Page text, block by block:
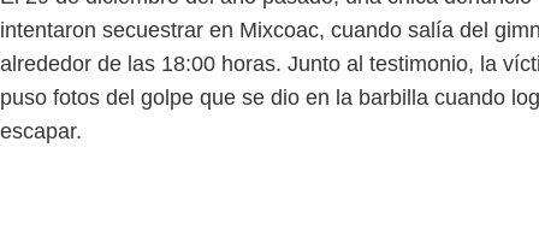
intentaron secuestrar en Mixcoac, cuando salía del
alrededor de las 18:00 horas. Junto al testimonio, la
puso fotos del golpe que se dio en la barbilla cuando
escapar.